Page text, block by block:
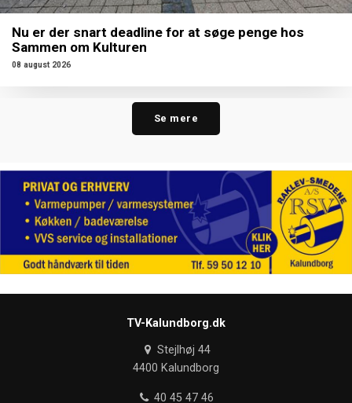
Nu er der snart deadline for at søge penge hos
Sammen om Kulturen
08 august 2026
Se mere
TV-Kalundborg.dk
Stejlhøj 44
4400 Kalundborg
40 45 47 46